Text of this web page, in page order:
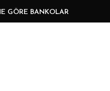
GÖRE BANKOLAR